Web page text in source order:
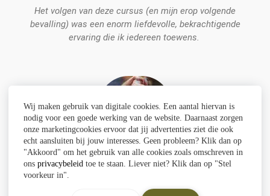
Het volgen van deze cursus (en mijn erop volgende
bevalling) was een enorm liefdevolle, bekrachtigende
ervaring die ik iedereen toewens.
Je hebt me geholpen om mijn eigen keuzes te maken en
daar geen concessies in te doen. Hierdoor kijk ik met een
enorm goed gevoel terug op de geboorte.
Kim (39)
Wij maken gebruik van digitale cookies. Een aantal hiervan is
nodig voor een goede werking van de website. Daarnaast zorgen
onze marketingcookies ervoor dat jij advertenties ziet die ook
echt aansluiten bij jouw interesses. Geen probleem? Klik dan op
"Akkoord" om het gebruik van alle cookies zoals omschreven in
ons privacybeleid toe te staan. Liever niet? Klik dan op "Stel
voorkeur in".